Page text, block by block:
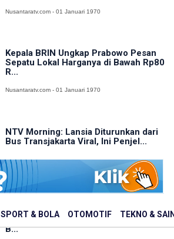
SPORT & BOLA OTOMOTIF TEKNO &
Nusantaratv.com - 01 Januari 1970
Kepala BRIN Ungkap Prabowo Pesan
Sepatu Lokal Harganya di Bawah Rp80
R...
Nusantaratv.com - 01 Januari 1970
NTV Morning: Lansia Diturunkan dari
Bus Transjakarta Viral, Ini Penjel...
Nusantaratv.com - 01 Januari 1970
KASI PAHAM: Saat Massa Jadi Hakim,
Prof Ciek: Pemerintah Sudah Benar
B...